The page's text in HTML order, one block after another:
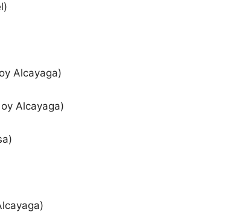
Alcayaga)
Alcayaga)